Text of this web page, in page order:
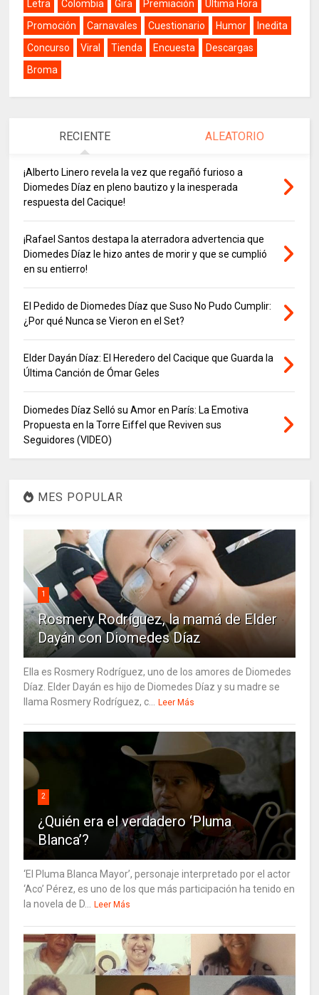
Letra Colombia Gira Premiación
Última Hora
Promoción
Carnavales Cuestionario Humor
Inedita
Concurso
Viral Tienda Encuesta
Descargas
Broma
RECIENTE ALEATORIO
¡Alberto Linero revela la vez que regañó furioso a
Diomedes Díaz en pleno bautizo y la inesperada
respuesta del Cacique!
¡Rafael Santos destapa la aterradora advertencia que
Diomedes Díaz le hizo antes de morir y que se cumplió
en su entierro!
El Pedido de Diomedes Díaz que Suso No Pudo Cumplir:
¿Por qué Nunca se Vieron en el Set?
Elder Dayán Díaz: El Heredero del Cacique que Guarda la
Última Canción de Ómar Geles
Diomedes Díaz Selló su Amor en París: La Emotiva
Propuesta en la Torre Eiffel que Reviven sus
Seguidores (VIDEO)
MES POPULAR
1
Rosmery Rodríguez, la mamá de Elder
Dayán con Diomedes Díaz
Ella es Rosmery Rodríguez, uno de los amores de Diomedes
Díaz. Elder Dayán es hijo de Diomedes Díaz y su madre se
llama Rosmery Rodríguez, c...
Leer Más
2
¿Quién era el verdadero ‘Pluma
Blanca’?
‘El Pluma Blanca Mayor’, personaje interpretado por el actor
‘Aco’ Pérez, es uno de los que más participación ha tenido en
la novela de D...
Leer Más